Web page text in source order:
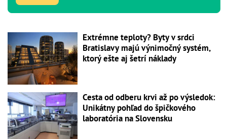
Extrémne teploty? Byty v srdci
Bratislavy majú výnimočný systém,
ktorý ešte aj šetrí náklady
Cesta od odberu krvi až po výsledok:
Unikátny pohľad do špičkového
laboratória na Slovensku